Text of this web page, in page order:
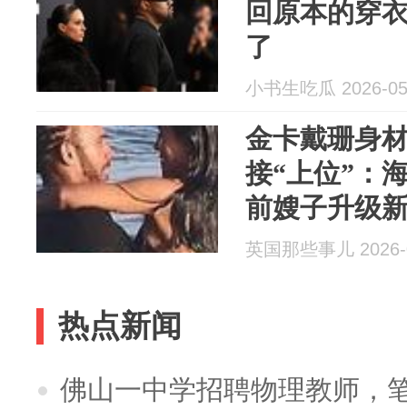
回原本的穿
了
小书生吃瓜 2026-
金卡戴珊身
接“上位”：
前嫂子升级
英国那些事儿
热点新闻
佛山一中学招聘物理教师，